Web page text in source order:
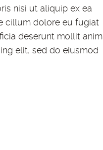
nisi ut aliquip ex ea
cillum dolore eu fugiat
deserunt mollit anim
elit, sed do eiusmod